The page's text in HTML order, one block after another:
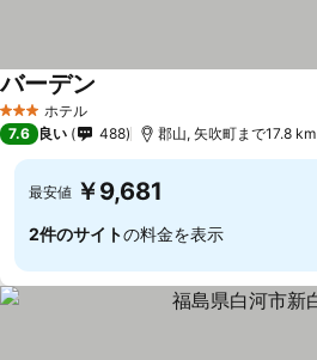
3 ホテルのランク
ホテル
バーデン
7.6 良い 488 郡山, 矢吹町まで17.8 km
最安値 ￥9,681
2件のサイトの料金を表示